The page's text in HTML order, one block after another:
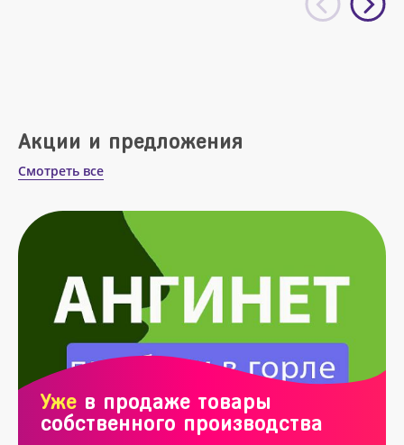
Акции и предложения
Смотреть все
Уже в продаже товары
собственного производства